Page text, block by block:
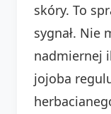
skóry. To
sygnał. Nie
nadmiernej
jojoba